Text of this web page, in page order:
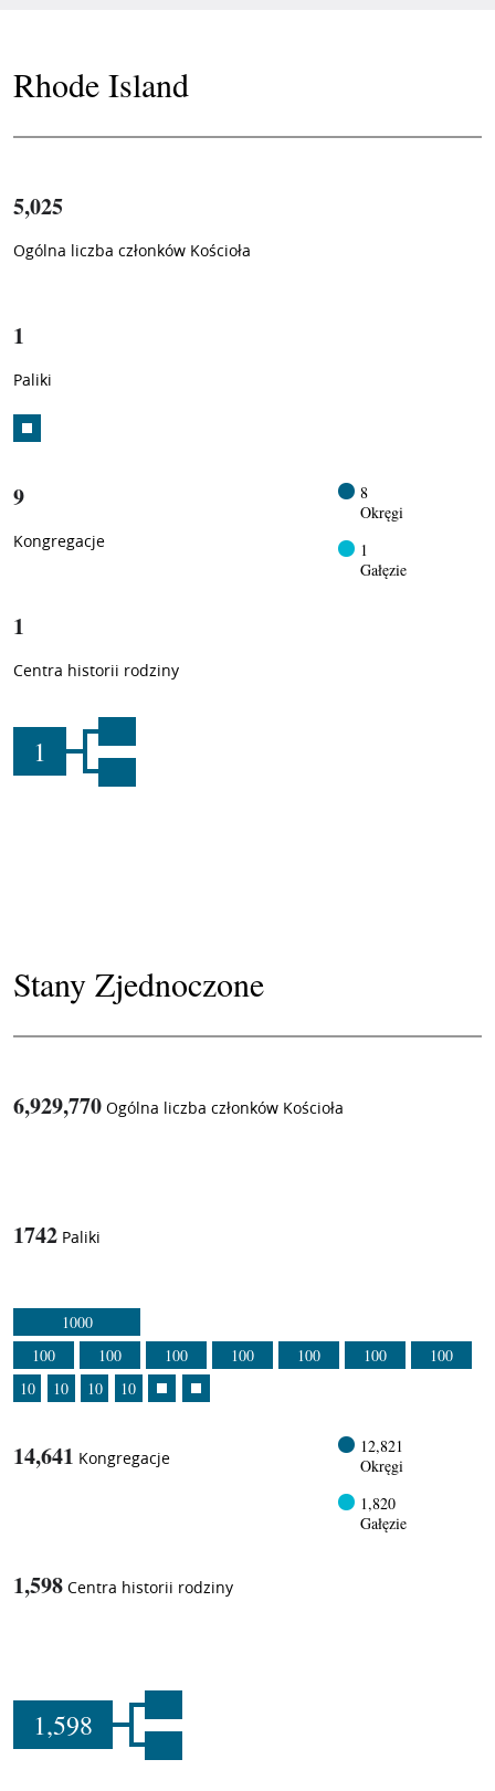
Rhode Island
5,025
Ogólna liczba członków Kościoła
1 /
1
Paliki
9
Kongregacje
8
Okręgi
1
Gałęzie
1
Centra historii rodziny
1
Stany Zjednoczone
6,929,770 Ogólna liczba członków Kościoła
1742 Paliki
1000
100
100 100 100 100 100
100
10
10 10 10
14,641 Kongregacje
12,821
Okręgi
1,820
Gałęzie
1,598 Centra historii rodziny
1,598